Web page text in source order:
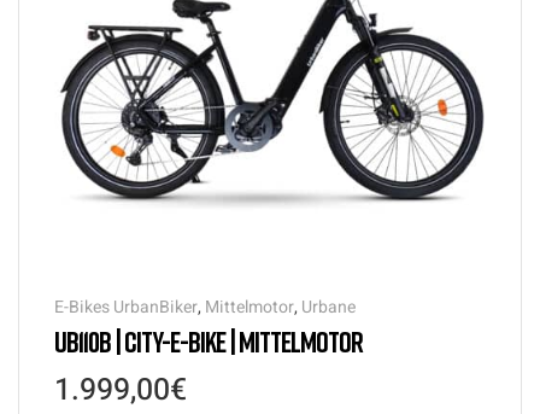
E-Bikes UrbanBiker, Mittelmotor, Urbane
UB110B | CITY-E-BIKE | MITTELMOTOR
1.999,00€